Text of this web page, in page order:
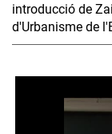
introducció de
d'Urbanisme de